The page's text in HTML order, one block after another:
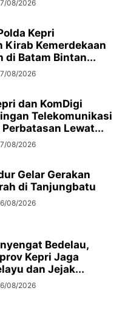
08/2026
Kepri
Kirab Kemerdekaan
di Batam Bintan...
08/2026
dan KomDigi
Telekomunikasi
Lewat...
08/2026
Gelar Gerakan
di Tanjungbatu
08/2026
Bedelau,
Kepri Jaga
dan Jejak...
08/2026